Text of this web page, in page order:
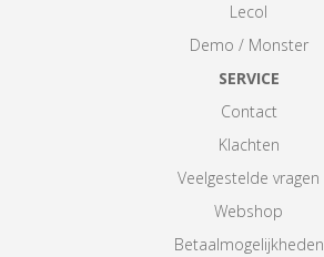
Lecol
Demo / Monster
SERVICE
Contact
Klachten
Veelgestelde vragen
Webshop
Betaalmogelijkheden